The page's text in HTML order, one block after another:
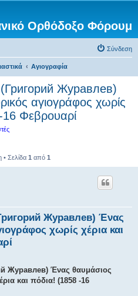
Ορθόδοξο Φόρουμ
Σύνδεση
Αγιογραφία
Журавлев)
αγιογράφος χωρίς
16 Φεβρουαρί
• Σελίδα 1 από 1
Журавлев) Ένας
χωρίς χέρια και
Журавлев) Ένας θαυμάσιος
και πόδια! (1858 -16